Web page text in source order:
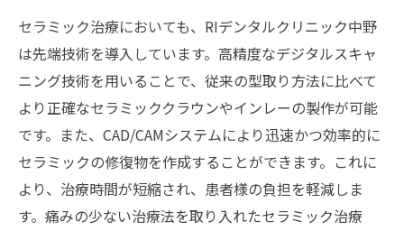
セラミック治療においても、RIデンタルクリニック中野
は先端技術を導入しています。高精度なデジタルスキャ
ニング技術を用いることで、従来の型取り方法に比べて
より正確なセラミッククラウンやインレーの製作が可能
です。また、CAD/CAMシステムにより迅速かつ効率的に
セラミックの修復物を作成することができます。これに
より、治療時間が短縮され、患者様の負担を軽減しま
す。痛みの少ない治療法を取り入れたセラミック治療